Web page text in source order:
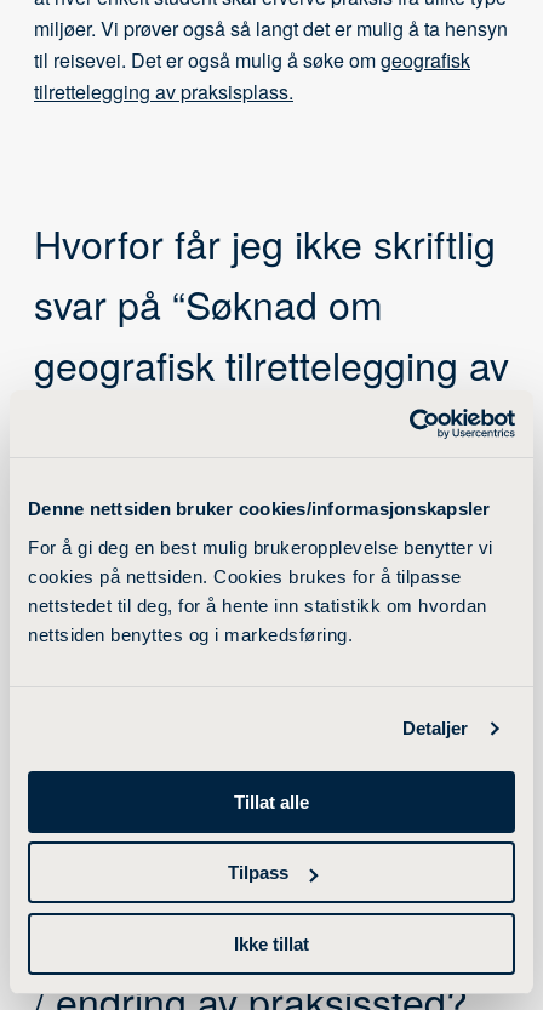
Denne nettsiden bruker cookies/informasjonskapsler
For å gi deg en best mulig brukeropplevelse benytter vi
cookies på nettsiden. Cookies brukes for å tilpasse
nettstedet til deg, for å hente inn statistikk om hvordan
nettsiden benyttes og i markedsføring.
Detaljer
Tillat alle
Tilpass
Ikke tillat
miljøer. Vi prøver også så langt det er mulig å ta hensyn
til reisevei. Det er også mulig å søke omgeografisk
tilrettelegging av praksisplass.
Hvorfor får jeg ikke skriftlig
svar på “Søknad om
geografisk tilrettelegging av
Med dette skjemaet melder du fra til praksisteamet om
at du har behov for geografisk tilrettelegging av
praksisplass i praksisperioden du angir på skjemaet.
Praksisteamet vurderer muligheten for geografisk
tilrettelegging innen de praksisplassene vi har
Canvas. Vi har ikke mulighet til å gi svar på om din
før fordelingen av praksisplasser er foretatt.
Hvorfor skjer omplassering